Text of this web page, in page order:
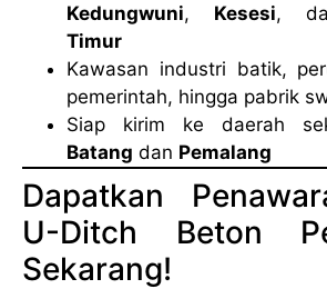
Kedungwuni, Kesesi,
Timur
Kawasan industri batik,
pemerintah, hingga pabrik
Siap kirim ke daerah
Batang dan Pemalang
Dapatkan
U-Ditch Beton
Sekarang!